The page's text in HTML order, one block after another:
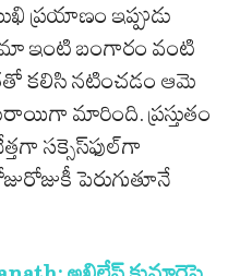
ప్రయాణం ఇప్పుడు
మా ఇంటి బంగారం వంటి
కలిసి నటించడం ఆమె
మారింది. ప్రస్తుతం
సక్సెస్‌ఫుల్‌గా
పెరుగుతూనే